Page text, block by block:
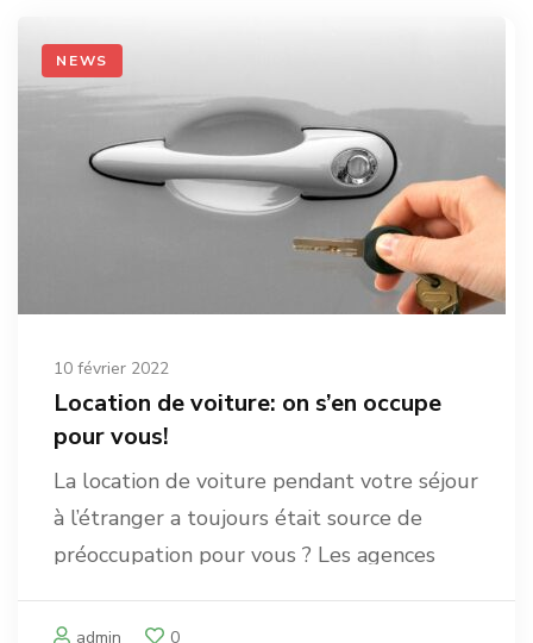
de notre site internet. Serenity Travel …
NEWS
10 février 2022
Location de voiture: on s’en occupe
pour vous!
La location de voiture pendant votre séjour
à l’étranger a toujours était source de
préoccupation pour vous ? Les agences
réseau mondial de partenaires, où que
admin 0